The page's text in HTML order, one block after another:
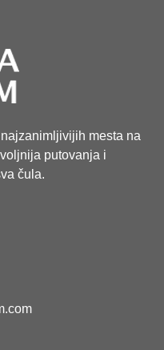
mesta na
putovanja i
čula.